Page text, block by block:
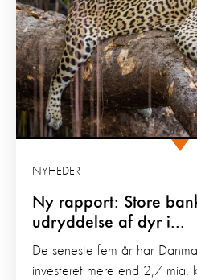
Ny rapport: Store
udryddelse af dyr i...
NYHEDER
De seneste fem år har
investeret mere end 2,7 mia.